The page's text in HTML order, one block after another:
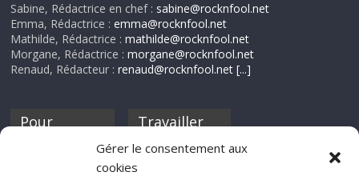
Gérer le consentement aux
cookies
Sabine, Rédactrice en chef : sabine@rocknfool.net
Emma, Rédactrice :emma@rocknfool.net
Mathilde, Rédactrice :mathilde@rocknfool.net
Morgane, Rédactrice :morgane@rocknfool.net
Renaud, Rédacteur :renaud@rocknfool.net [...]
Pour
discothèque
Travailler
Si tu souhaites